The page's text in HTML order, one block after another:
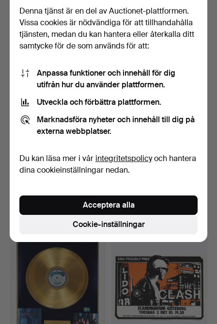
THE BEATLES
COLLECTION,
innehållandes 13 L…
Klubbades 4 dec 2022
39 bud
THE BEATLES, "Let it be",
Apple, 1970, ori…
Klubbades 4 dec 2022
17 bud
ege…
Klubbades 4 dec 2022
24 bud
Klubbades 4 dec 2022
159 USD
Denna tjänst är en del av Auctionet-plattformen.
Vissa cookies är nödvändiga för att tillhandahålla
tjänsten, medan du kan hantera eller återkalla ditt
samtycke för de som används för att:
Anpassa funktioner och innehåll för dig
utifrån hur du använder plattformen.
Utveckla och förbättra plattformen.
Marknadsföra nyheter och innehåll till dig på
externa webbplatser.
Du kan läsa mer i vår integritetspolicyoch hantera
dina cookieinställningar nedan.
Cookie-inställningar
Acceptera alla